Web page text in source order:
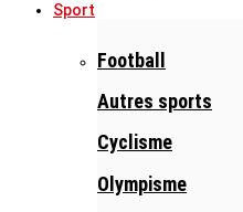
Sport
Football
Autres sports
Cyclisme
Olympisme